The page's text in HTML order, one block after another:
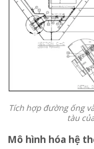
Tích hợp đường ống
tàu
Mô hình hóa hệ